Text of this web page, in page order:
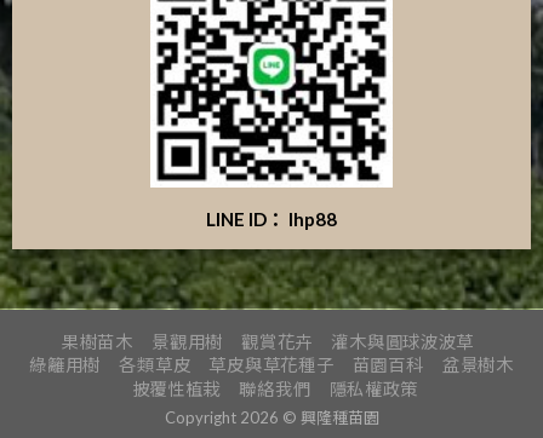
LINE ID： lhp88
果樹苗木 景觀用樹 觀賞花卉
灌木與圓球波波草
綠籬用樹
各類草皮 草皮與草花種子 苗園百科
盆景樹木
披覆性植栽
聯絡我們 隱私權政策
Copyright 2026 © 興隆種苗園